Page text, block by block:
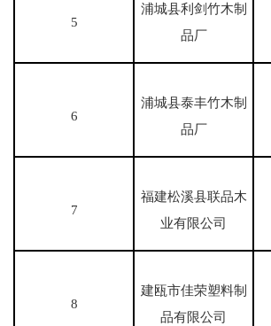
5
浦城县利剑竹木制
品厂
6
浦城县泰丰竹木制
品厂
7
福建松溪县联品木
业有限公司
8
建瓯市佳荣塑料制
品有限公司